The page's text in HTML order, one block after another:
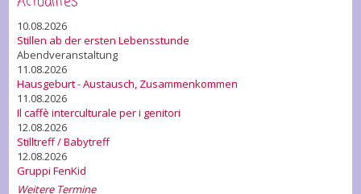
10.08.2026
Stillen ab der ersten Lebensstunde
Abendveranstaltung
11.08.2026
Hausgeburt - Austausch, Zusammenkommen
11.08.2026
Il caffè interculturale per i genitori
12.08.2026
Stilltreff / Babytreff
12.08.2026
Gruppi FenKid
Weitere Termine